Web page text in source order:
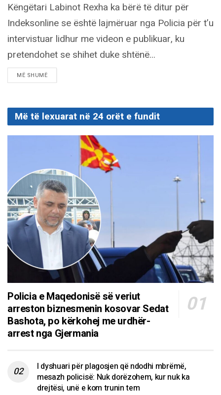
Këngëtari Labinot Rexha ka bërë të ditur për
Indeksonline se është lajmëruar nga Policia për t’u
intervistuar lidhur me videon e publikuar, ku
pretendohet se shihet duke shtënë...
MË SHUMËDETAILS
Më të lexuarat në 24 orët e fundit
Policia e Maqedonisë së veriut
arreston biznesmenin kosovar Sedat
Bashota, po kërkohej me urdhër-
arrest nga Gjermania
I dyshuari për plagosjen që ndodhi mbrëmë,
mesazh policisë: Nuk dorëzohem, kur nuk ka
drejtësi, unë e kom trunin tem